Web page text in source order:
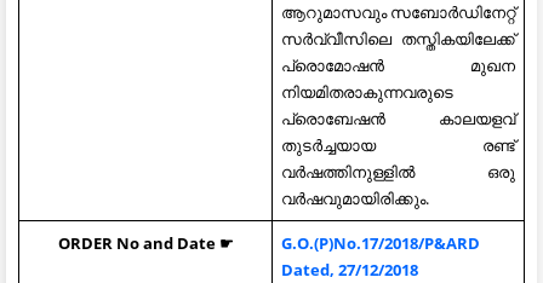
ആറുമാസവും സബോർഡിനേറ്റ്
സർവ്വീസിലെ തസ്തികയിലേക്ക്
പ്രൊമോഷൻ മുഖന
നിയമിതരാകുന്നവരുടെ
പ്രൊബേഷന്‍ കാലയളവ്
തുടർച്ചയായ രണ്ട്
വർഷത്തിനുള്ളിൽ ഒരു
വർഷവുമായിരിക്കും.
ORDER No and Date ☛
G.O.(P)No.17/2018/P&ARD
Dated, 27/12/2018